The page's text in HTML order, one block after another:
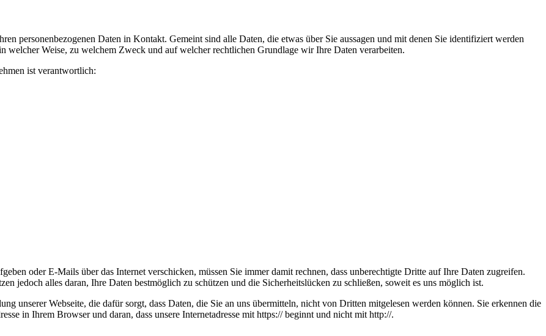
personenbezogenen Daten in Kontakt. Gemeint sind alle Daten, die etwas über Sie aussagen und mit denen Sie identifiziert werden
welcher Weise, zu welchem Zweck und auf welcher rechtlichen Grundlage wir Ihre Daten verarbeiten.
ist verantwortlich:
oder E-Mails über das Internet verschicken, müssen Sie immer damit rechnen, dass unberechtigte Dritte auf Ihre Daten zugreifen.
jedoch alles daran, Ihre Daten bestmöglich zu schützen und die Sicherheitslücken zu schließen, soweit es uns möglich ist.
unserer Webseite, die dafür sorgt, dass Daten, die Sie an uns übermitteln, nicht von Dritten mitgelesen werden können. Sie erkennen die
in Ihrem Browser und daran, dass unsere Internetadresse mit https:// beginnt und nicht mit http://.